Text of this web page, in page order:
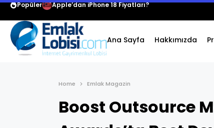
Popüler Apple’dan iPhone 18 Fiyatları?
Ana Sayfa Hakkımızda
Home Emlak Magazin
Boost Outsource